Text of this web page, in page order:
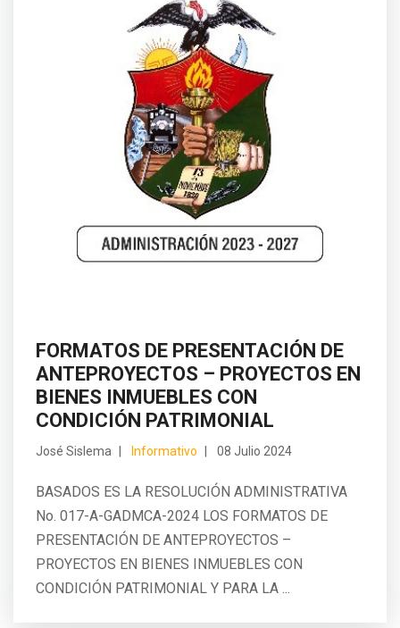
FORMATOS DE PRESENTACIÓN DE
ANTEPROYECTOS – PROYECTOS EN
BIENES INMUEBLES CON
CONDICIÓN PATRIMONIAL
José Sislema Informativo 08 Julio 2024
BASADOS ES LA RESOLUCIÓN ADMINISTRATIVA
No. 017-A-GADMCA-2024 LOS FORMATOS DE
PRESENTACIÓN DE ANTEPROYECTOS –
PROYECTOS EN BIENES INMUEBLES CON
CONDICIÓN PATRIMONIAL Y PARA LA ...